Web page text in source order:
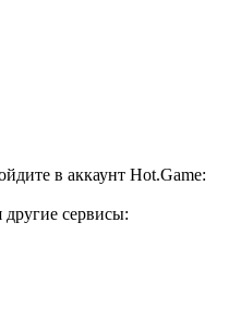
в аккаунт Hot.Game:
другие сервисы: